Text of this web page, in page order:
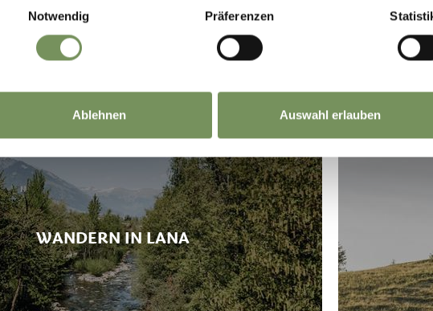
Notwendig
Präferenzen
Ablehnen Auswahl erlauben
WANDERN IN LANA